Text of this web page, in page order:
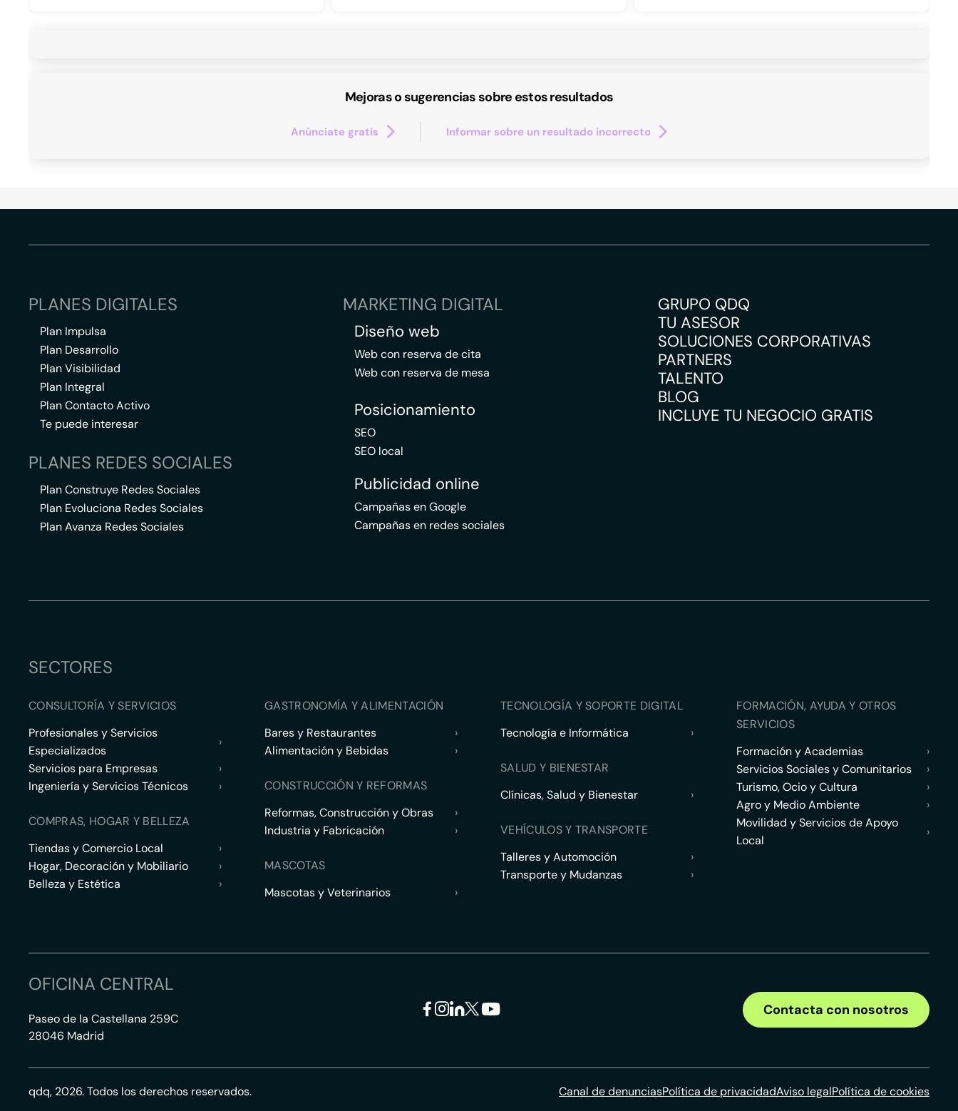
Mejoras o sugerencias sobre estos resultados
Anúnciate gratis Informar sobre un resultado incorrecto
PLANES DIGITALES
Plan Impulsa
Plan Desarrollo
Plan Visibilidad
Plan Integral
Plan Contacto Activo
Te puede interesar
PLANES REDES SOCIALES
Plan Construye Redes Sociales
Plan Evoluciona Redes Sociales
Plan Avanza Redes Sociales
MARKETING DIGITAL
Diseño web
Web con reserva de cita
Web con reserva de mesa
Posicionamiento
SEO
SEO local
Publicidad online
Campañas en Google
Campañas en redes sociales
GRUPO QDQ
TU ASESOR
SOLUCIONES CORPORATIVAS
PARTNERS
TALENTO
BLOG
INCLUYE TU NEGOCIO GRATIS
SECTORES
CONSULTORÍA Y SERVICIOS
Profesionales y Servicios
Especializados
›
Servicios para Empresas
›
Ingeniería y Servicios Técnicos
›
COMPRAS, HOGAR Y BELLEZA
Tiendas y Comercio Local
›
Hogar, Decoración y Mobiliario
›
Belleza y Estética
›
GASTRONOMÍA Y ALIMENTACIÓN
Bares y Restaurantes
›
Alimentación y Bebidas
›
CONSTRUCCIÓN Y REFORMAS
Reformas, Construcción y Obras
›
Industria y Fabricación
›
MASCOTAS
Mascotas y Veterinarios
›
TECNOLOGÍA Y SOPORTE DIGITAL
Tecnología e Informática
›
SALUD Y BIENESTAR
Clínicas, Salud y Bienestar
›
VEHÍCULOS Y TRANSPORTE
Talleres y Automoción
›
Transporte y Mudanzas
›
FORMACIÓN, AYUDA Y OTROS
SERVICIOS
Formación y Academias
›
Servicios Sociales y Comunitarios
›
Turismo, Ocio y Cultura
›
Agro y Medio Ambiente
›
Movilidad y Servicios de Apoyo
Local
›
OFICINA CENTRAL
Paseo de la Castellana 259C
28046 Madrid
Contacta con nosotros
Canal de denunciasPolítica de privacidadAviso legalPolítica de cookies
qdq, 2026. Todos los derechos reservados.